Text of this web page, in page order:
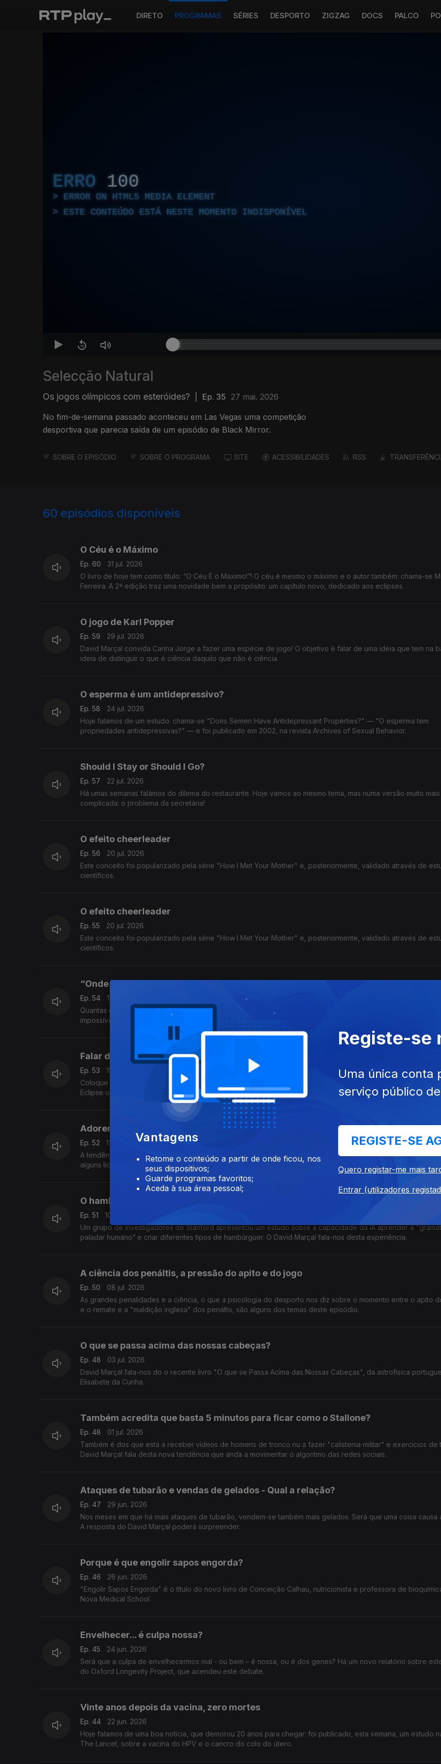
DIRETO PROGRAMAS SÉRIES DESPORTO ZIGZAG DOCS PALCO
ERRO 100
ERROR ON HTML5 MEDIA ELEMENT
ESTE CONTEÚDO ESTÁ NESTE MOMENTO INDISPONÍVEL
Selecção Natural
Os jogos olímpicos com esteróides? Ep. 35 27 mai. 2026
No fim-de-semana passado aconteceu em Las Vegas uma competição
desportiva que parecia saída de um episódio de Black Mirror.
SOBRE O EPISÓDIO SOBRE O PROGRAMA SITE ACESSIBILIDADES RSS
60 episódios disponíveis
O Céu é o Máximo
Ep. 60
31 jul. 2026
O livro de hoje tem como título: “O Céu É o Máximo!”! O céu é mesmo o máximo e o autor também: chama-se Máximo
Ferreira. A 2ª edição traz uma novidade bem a propósito: um capítulo novo, dedicado aos eclipses.
O jogo de Karl Popper
Ep. 59
29 jul. 2026
David Marçal convida Carina Jorge a fazer uma espécie de jogo! O objetivo é falar de uma ideia que tem na
ideia de distinguir o que é ciência daquilo que não é ciência.
O esperma é um antidepressivo?
Ep. 58
24 jul. 2026
Hoje falamos de um estudo: chama-se "Does Semen Have Antidepressant Properties?" — "O esperma tem
propriedades antidepressivas?" — e foi publicado em 2002, na revista Archives of Sexual Behavior.
Should I Stay or Should I Go?
Ep. 57
22 jul. 2026
Há umas semanas falámos do dilema do restaurante. Hoje vamos ao mesmo tema, mas numa versão muito mais
complicada: o problema da secretária!
O efeito cheerleader
Ep. 56
20 jul. 2026
Este conceito foi popularizado pela série "How I Met Your Mother" e, posteriormente, validado através de estudos
científicos.
O efeito cheerleader
Ep. 55
20 jul. 2026
Este conceito foi popularizado pela série "How I Met Your Mother" e, posteriormente, validado através de estudos
científicos.
“Onde está toda a gente?”
Ep. 54
17 jul. 2026
Quantas civilizações extraterrestres existem, neste momento, na nossa galáxia, a Via Láctea? Parece uma
impossível de responder, mas David Marçal, explica como é que a equação de Drake aponta algumas
Falar de eclipses e aproveitar para homenagear Bonnie Tyler
Ep. 53
15 jul. 2026
Coloque na agenda o dia 12 de agosto de 2026, 2 de agosto de 2027 e 26 de janeiro de 2028. Ao som de
Eclipse of the Heart, o David Marçal, fala-nos destas datas da “era dourada dos eclipses” na Península Ibérica.
Adorem-me no altar do escritório
Ep. 52
13 jul. 2026
A tendência atual é para acabar com o teletrabalho e David Marçal fala-nos de um estudo que liga o
alguns líderes à resistência ao teletrabalho.
O hambúrguer inventado por uma IA
Ep. 51
10 jul. 2026
Um grupo de investigadores de Stanford apresentou um estudo sobre a capacidade da IA aprender a
paladar humano” e criar diferentes tipos de hambúrguer. O David Marçal fala-nos desta experiência.
A ciência dos penáltis, a pressão do apito e do jogo
Ep. 50
08 jul. 2026
As grandes penalidades e a ciência, o que a psicologia do desporto nos diz sobre o momento entre o apito
e o remate e a "maldição inglesa" dos penáltis, são alguns dos temas deste episódio.
O que se passa acima das nossas cabeças?
Ep. 48
03 jul. 2026
David Marçal fala-nos do o recente livro "O que se Passa Acima das Nossas Cabeças", da astrofísica
Elisabete da Cunha.
Também acredita que basta 5 minutos para ficar como o Stallone?
Ep. 48
01 jul. 2026
Também é dos que está a receber vídeos de homens de tronco nu a fazer "calistenia militar" e exercícios de
David Marçal fala desta nova tendência que anda a movimentar o algoritmo das redes sociais.
Ataques de tubarão e vendas de gelados - Qual a relação?
Ep. 47
29 jun. 2026
Nos meses em que há mais ataques de tubarão, vendem-se também mais gelados. Será que uma coisa causa
A resposta do David Marçal poderá surpreender.
Porque é que engolir sapos engorda?
Ep. 46
26 jun. 2026
"Engolir Sapos Engorda" é o título do novo livro de Conceição Calhau, nutricionista e professora de
Nova Medical School.
Envelhecer... é culpa nossa?
Ep. 45
24 jun. 2026
Será que a culpa de envelhecermos mal - ou bem – é nossa, ou é dos genes? Há um novo relatório sobre
do Oxford Longevity Project, que acendeu este debate.
Vinte anos depois da vacina, zero mortes
Ep. 44
22 jun. 2026
Hoje falamos de uma boa notícia, que demorou 20 anos para chegar: foi publicado, esta semana, um estudo
The Lancet, sobre a vacina do HPV e o cancro do colo do útero.
Vantagens
Retome o conteúdo a partir de onde ficou, nos
seus dispositivos;
Guarde programas favoritos;
Aceda à sua área pessoal;
Registe-se
Uma única conta
serviço público
REGISTE-SE
Quero registar-me mais
Entrar (utilizadores